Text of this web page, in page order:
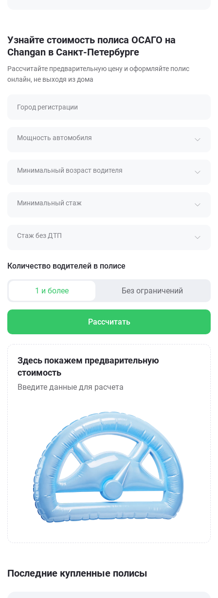
Узнайте стоимость полиса ОСАГО на
Changan в Санкт-Петербурге
Рассчитайте предварительную цену и оформляйте полис
онлайн, не выходя из дома
Город регистрации
Мощность автомобиля
Минимальный возраст водителя
Минимальный стаж
Стаж без ДТП
Количество водителей в полисе
1 и более Без ограничений
Рассчитать
Здесь покажем предварительную
стоимость
Введите данные для расчета
Последние купленные полисы